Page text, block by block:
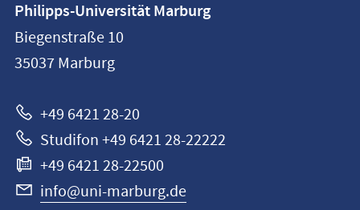
Philipps-
Universität
Marburg
Philipps-Universität Marburg
Biegenstraße 10
35037 Marburg
+49 6421 28-20
Studifon +49 6421 28-22222
+49 6421 28-22500
info@uni-marburg.de